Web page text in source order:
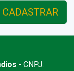
CADASTRAR
- CNPJ: